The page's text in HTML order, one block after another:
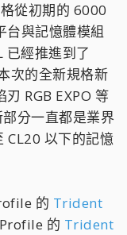
從初期的 6000
台與記憶體模組
已經推進到了
次的全新規格新
RGB EXPO 等
分一直都是業界
CL20 以下的記憶
的 Trident
的 Trident